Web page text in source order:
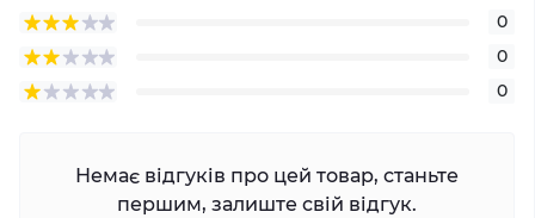
0
0
0
Немає відгуків про цей товар, станьте
першим, залиште свій відгук.